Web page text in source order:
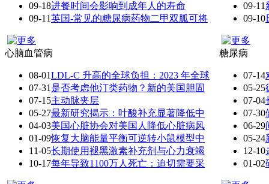
09-18进餐时间会影响到成年人的寿命
09-11英国-常见的糖尿病药物二甲双胍可将
09-11
09-10
心脑血管病
08-01LDL-C 升高的全球负担：2023 年全球
07-31 是否考虑他汀类药物？新的美国胆固
07-15主动脉夹层
05-27最新研究揭示：叶酸补充显著降低中
04-03美国心脏协会对美国人降低心脏病风
01-09恢复大脑能量平衡可逆转小鼠模型中
11-05长期使用褪黑激素补充剂与心力衰竭
10-17每年导致1100万人死亡：迫切需要采
糖尿病
07-14
05-25
07-04
07-30
06-29
05-24
12-10
01-02